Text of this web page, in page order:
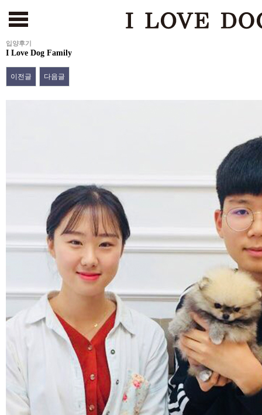
서울본점 건대점
입양후기
I Love Dog Family
이전글 다음글